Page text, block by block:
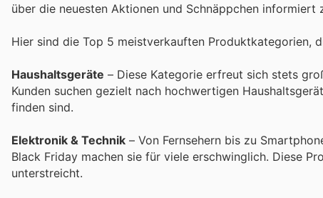
über die neuesten Aktionen und Schnäppchen informiert
Hier sind die Top 5 meistverkauften Produktkategorien,
Haushaltsgeräte – Diese Kategorie erfreut sich stets
Kunden suchen gezielt nach hochwertigen
finden sind.
Elektronik & Technik – Von Fernsehern bis zu
Black Friday machen sie für viele erschwinglich. Diese
unterstreicht.